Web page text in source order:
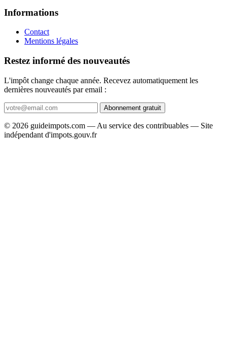
Informations
Contact
Mentions légales
Restez informé des nouveautés
L'impôt change chaque année. Recevez automatiquement les
dernières nouveautés par email :
Abonnement gratuit
© 2026 guideimpots.com — Au service des contribuables — Site
indépendant d'impots.gouv.fr